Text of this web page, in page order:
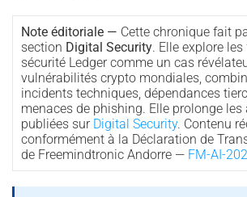
Note éditoriale — Cette chronique fait
section Digital Security. Elle explore
sécurité Ledger comme un cas
vulnérabilités crypto mondiales,
incidents techniques, dépendances
menaces de phishing. Elle prolonge les
publiées sur Digital Security. Contenu
conformément à la Déclaration de
de Freemindtronic Andorre — FM-AI-